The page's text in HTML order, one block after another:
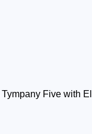
Five with